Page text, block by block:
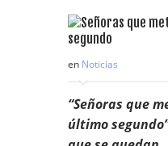
en Noticias
“Señoras que
último